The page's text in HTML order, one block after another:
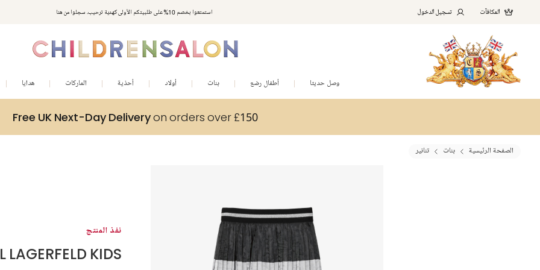
استمتعوا بخصم 10% على طلبيتكم الأولى كهدية ترحيب. سجلوا من هنا المكافآت تسجيل الدخول
وصل حديثا أطفال رضع بنات أولاد أحذية الماركات هدايا
Free UK Next-Day Deliveryon orders over £150
الصفحة الرئيسية بنات تنانير
نفذ المنتج
LAGERFELD KIDS